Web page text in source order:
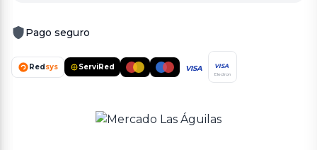
Pago seguro
Redsys ServiRed VISA VISA
Electron